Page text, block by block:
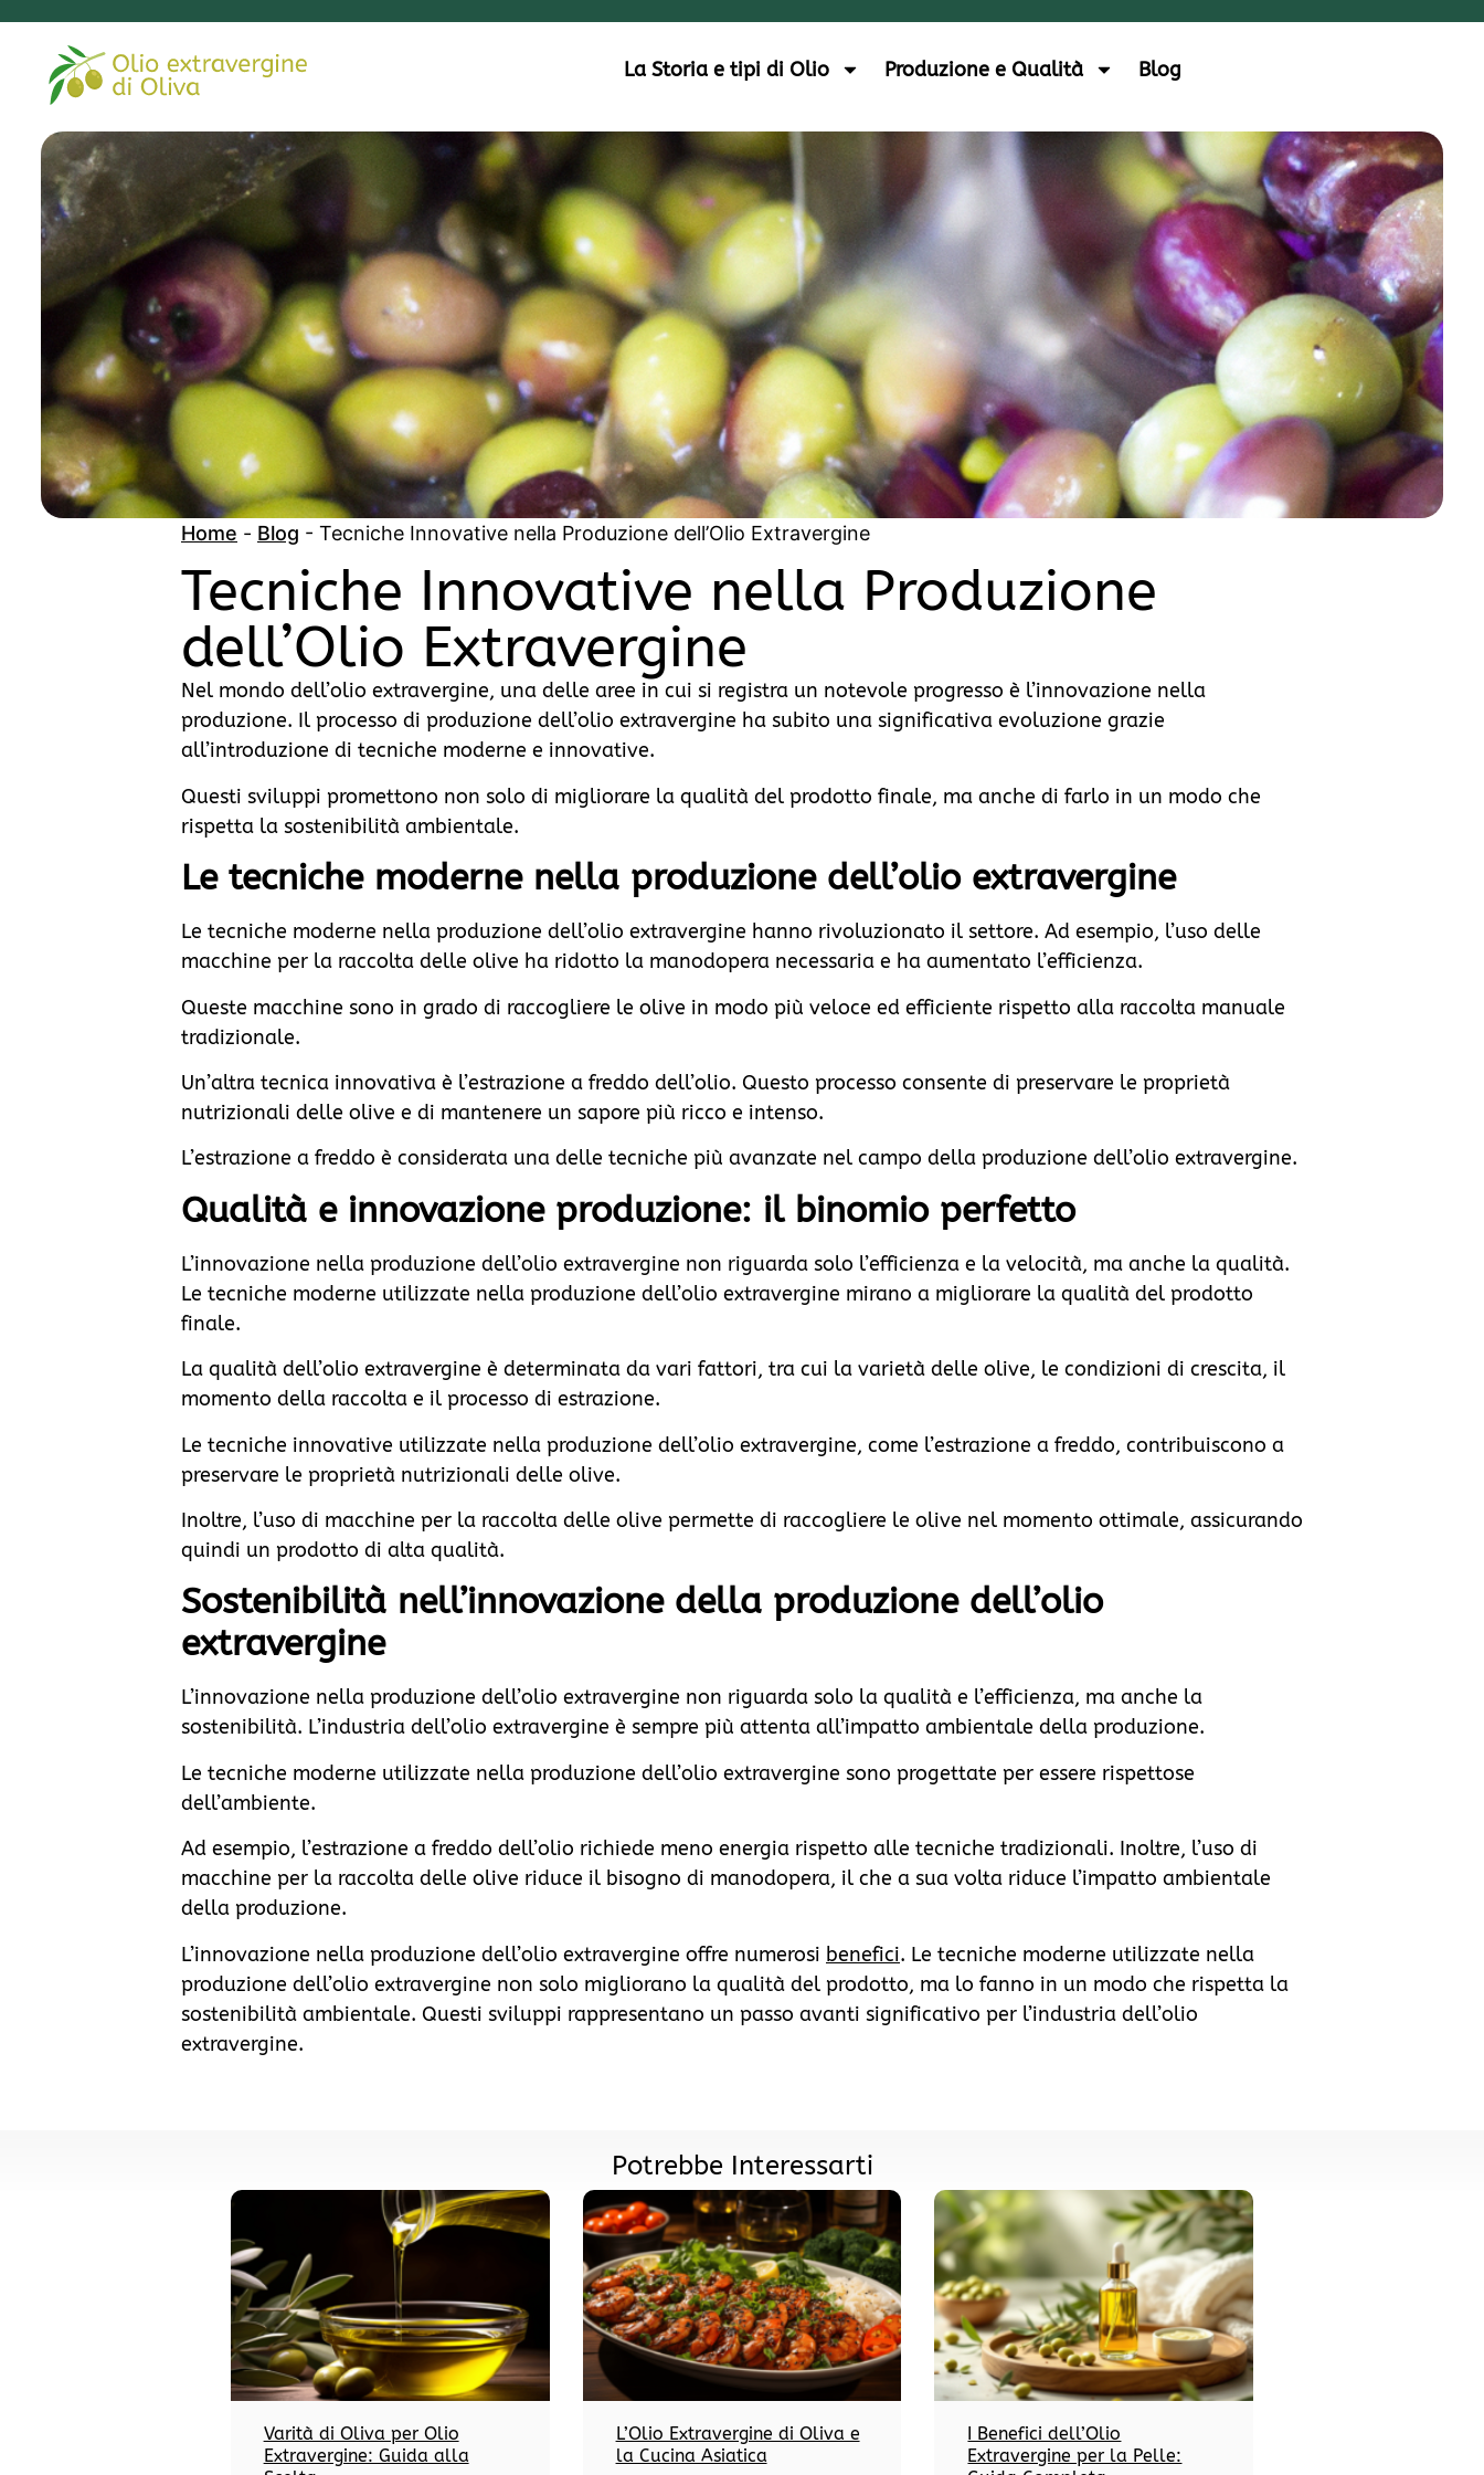
La Storia e tipi di Olio Produzione e Qualità Blog
Home - Blog - Tecniche Innovative nella Produzione dell’Olio Extravergine
Tecniche Innovative nella Produzione
dell’Olio Extravergine
Nel mondo dell’olio extravergine, una delle aree in cui si registra un notevole progresso è l’innovazione nella
produzione. Il processo di produzione dell’olio extravergine ha subito una significativa evoluzione grazie
all’introduzione di tecniche moderne e innovative.
Questi sviluppi promettono non solo di migliorare la qualità del prodotto finale, ma anche di farlo in un modo che
rispetta la sostenibilità ambientale.
Le tecniche moderne nella produzione dell’olio extravergine
Le tecniche moderne nella produzione dell’olio extravergine hanno rivoluzionato il settore. Ad esempio, l’uso delle
macchine per la raccolta delle olive ha ridotto la manodopera necessaria e ha aumentato l’efficienza.
Queste macchine sono in grado di raccogliere le olive in modo più veloce ed efficiente rispetto alla raccolta manuale
tradizionale.
Un’altra tecnica innovativa è l’estrazione a freddo dell’olio. Questo processo consente di preservare le proprietà
nutrizionali delle olive e di mantenere un sapore più ricco e intenso.
L’estrazione a freddo è considerata una delle tecniche più avanzate nel campo della produzione dell’olio extravergine.
Qualità e innovazione produzione: il binomio perfetto
L’innovazione nella produzione dell’olio extravergine non riguarda solo l’efficienza e la velocità, ma anche la qualità.
Le tecniche moderne utilizzate nella produzione dell’olio extravergine mirano a migliorare la qualità del prodotto
finale.
La qualità dell’olio extravergine è determinata da vari fattori, tra cui la varietà delle olive, le condizioni di crescita, il
momento della raccolta e il processo di estrazione.
Le tecniche innovative utilizzate nella produzione dell’olio extravergine, come l’estrazione a freddo, contribuiscono a
preservare le proprietà nutrizionali delle olive.
Inoltre, l’uso di macchine per la raccolta delle olive permette di raccogliere le olive nel momento ottimale, assicurando
quindi un prodotto di alta qualità.
Sostenibilità nell’innovazione della produzione dell’olio
extravergine
L’innovazione nella produzione dell’olio extravergine non riguarda solo la qualità e l’efficienza, ma anche la
sostenibilità. L’industria dell’olio extravergine è sempre più attenta all’impatto ambientale della produzione.
Le tecniche moderne utilizzate nella produzione dell’olio extravergine sono progettate per essere rispettose
dell’ambiente.
Ad esempio, l’estrazione a freddo dell’olio richiede meno energia rispetto alle tecniche tradizionali. Inoltre, l’uso di
macchine per la raccolta delle olive riduce il bisogno di manodopera, il che a sua volta riduce l’impatto ambientale
della produzione.
L’innovazione nella produzione dell’olio extravergine offre numerosi benefici. Le tecniche moderne utilizzate nella
produzione dell’olio extravergine non solo migliorano la qualità del prodotto, ma lo fanno in un modo che rispetta la
sostenibilità ambientale. Questi sviluppi rappresentano un passo avanti significativo per l’industria dell’olio
extravergine.
Potrebbe Interessarti
Varità di Oliva per Olio
Extravergine: Guida alla
L’Olio Extravergine di Oliva e
la Cucina Asiatica
I Benefici dell’Olio
Extravergine per la Pelle: